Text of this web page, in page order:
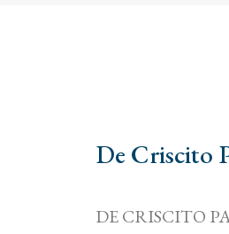
De Criscito
DE CRISCITO